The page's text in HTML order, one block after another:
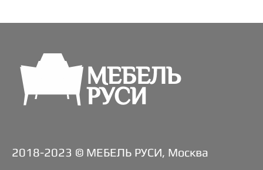
2018-2023 © МЕБЕЛЬ РУСИ, Москва